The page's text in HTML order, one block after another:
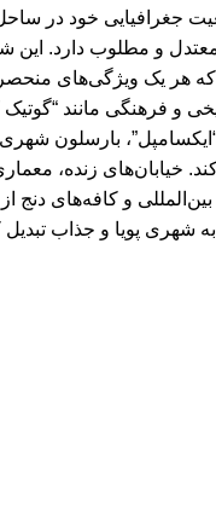
جغرافیایی خود در
معتدل و مطلوب دارد. این
هر یک ویژگی‌های منحصر
و فرهنگی مانند “گوتیک
بارسلون
خیابان‌های زنده،
و کافه‌های دنج
شهری پویا و جذاب تبدیل